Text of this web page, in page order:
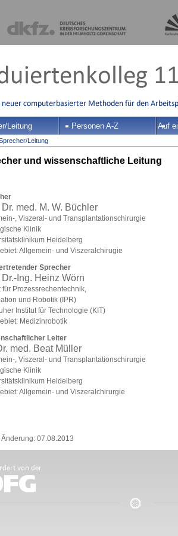
Leitung Personen A-Z Auf
Leitung
und wissenschaftliche Leitung
Dr. med. M. W. Büchler
, Viszeral- und Transplantationschirurgie
Klinik
Heidelberg
Allgemein- und Viszeralchirugie
Sprecher
Dr.-Ing. Heinz Wörn
für Prozessrechentechnik,
und Robotik (IPR)
Institut für Technologie (KIT)
Medizinrobotik
Leiter
med. Beat Müller
, Viszeral- und Transplantationschirurgie
Klinik
Heidelberg
Allgemein- und Viszeralchirurgie
Änderung: 07.08.2013